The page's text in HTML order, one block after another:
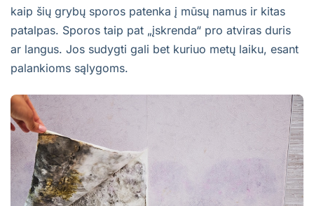
kaip šių grybų sporos patenka į mūsų namus ir kitas
patalpas. Sporos taip pat „įskrenda“ pro atviras duris
ar langus. Jos sudygti gali bet kuriuo metų laiku, esant
palankioms sąlygoms.